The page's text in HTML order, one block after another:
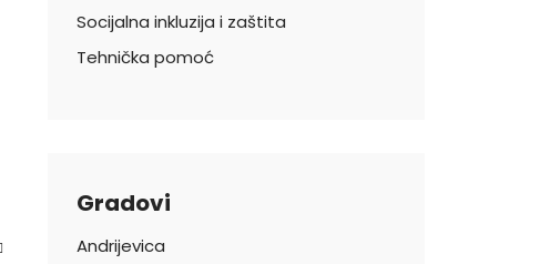
Socijalna inkluzija i zaštita
Tehnička pomoć
Gradovi
Andrijevica